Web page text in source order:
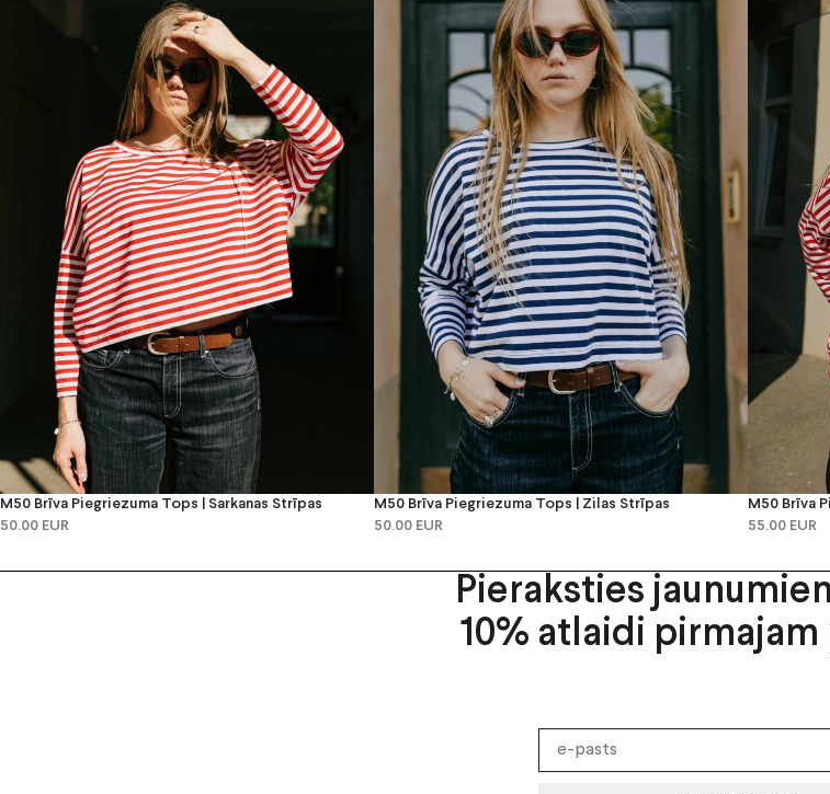
M50 Brīva Piegriezuma Tops | Sarkanas Strīpas
50.00 EUR
M50 Brīva Piegriezuma Tops | Zilas Strīpas
50.00 EUR
M50 Brīva
55.00 EUR
Pieraksties
10% atlaidi